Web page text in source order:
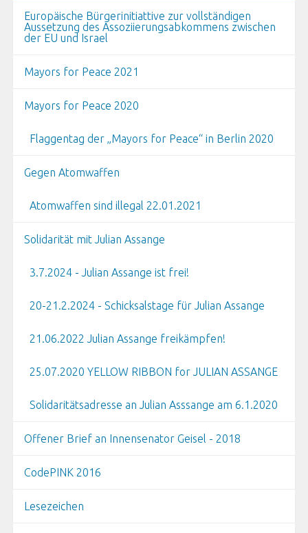
Europäische Bürgerinitiattive zur vollständigen
Aussetzung des Assoziierungsabkommens zwischen
der EU und Israel
Mayors for Peace 2021
Mayors for Peace 2020
Flaggentag der „Mayors for Peace“ in Berlin 2020
Gegen Atomwaffen
Atomwaffen sind illegal 22.01.2021
Solidarität mit Julian Assange
3.7.2024 - Julian Assange ist frei!
20-21.2.2024 - Schicksalstage für Julian Assange
21.06.2022 Julian Assange freikämpfen!
25.07.2020 YELLOW RIBBON for JULIAN ASSANGE
Solidaritätsadresse an Julian Asssange am 6.1.2020
Offener Brief an Innensenator Geisel - 2018
CodePINK 2016
Lesezeichen